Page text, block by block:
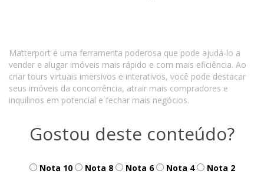
Matterport é uma ferramenta poderosa que pode ajudá-lo a
vender e alugar imóveis mais rápido e com mais eficiência. Ao
criar tours virtuais imersivos e interativos, você pode destacar
seus imóveis da concorrência, atrair mais compradores e
inquilinos em potencial e fechar mais negócios.
Gostou deste conteúdo?
Nota 10 Nota 8 Nota 6 Nota 4 Nota 2